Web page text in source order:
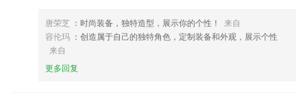
唐荣芝 ：时尚装备，独特造型，展示你的个性！
来自
容伦玛 ：创造属于自己的独特角色，定制装备和外观，展示个性
来自
更多回复